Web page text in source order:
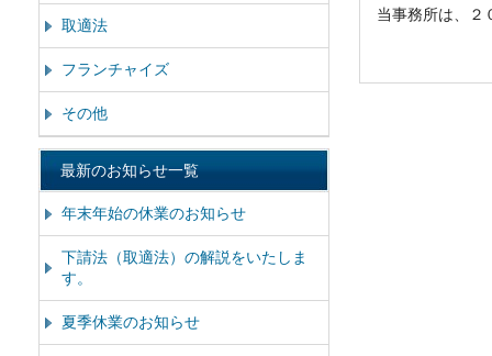
当事務所は、２
取適法
フランチャイズ
その他
最新のお知らせ一覧
年末年始の休業のお知らせ
下請法（取適法）の解説をいたしま
す。
夏季休業のお知らせ